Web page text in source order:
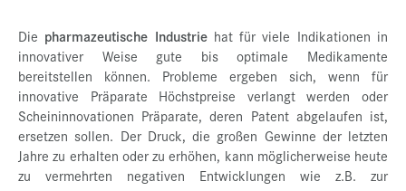
Die pharmazeutische Industrie hat für viele Indikationen in
innovativer Weise gute bis optimale Medikamente
bereitstellen können. Probleme ergeben sich, wenn für
innovative Präparate Höchstpreise verlangt werden oder
Scheininnovationen Präparate, deren Patent abgelaufen ist,
ersetzen sollen. Der Druck, die großen Gewinne der letzten
Jahre zu erhalten oder zu erhöhen, kann möglicherweise heute
zu vermehrten negativen Entwicklungen wie z.B. zur